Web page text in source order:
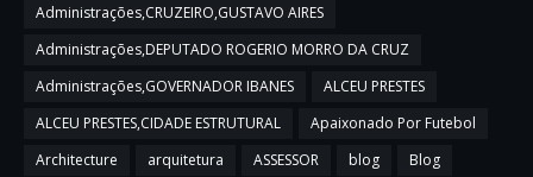
Administrações,CRUZEIRO,GUSTAVO AIRES
Administrações,DEPUTADO ROGERIO MORRO DA CRUZ
Administrações,GOVERNADOR IBANES
ALCEU PRESTES
ALCEU PRESTES,CIDADE ESTRUTURAL
Apaixonado Por Futebol
Architecture
arquitetura ASSESSOR blog
Blog